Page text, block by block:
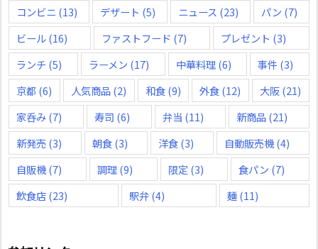
コンビニ (13) デザート (5) ニュース (23) パン (7)
ビール(16) ファストフード (7) プレゼント (3)
ランチ (5) ラーメン (17) 中華料理(6) 事件 (3)
京都 (6) 人気商品(2) 和食(9) 外食(12) 大阪(21)
家呑み(7) 寿司 (6) 弁当 (11) 新商品(21)
新発売 (3) 朝食(3) 洋食(3) 自動販売機(4)
自販機(7) 調理(9) 限定 (3) 食パン (7)
飲食店(23) 駅弁(4) 麺(11)